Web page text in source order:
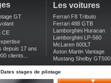
GT
CE
depuis 17 ans
clients...
Les voitures
Ferrari F8 Tributo
Ferrari 488 GTB
Lamborghini Huracan
Lamborghini LP-560
McLaren 600LT
Aston Martin Vantage
Mustang Shelby GT500
Dates stages de pilotage